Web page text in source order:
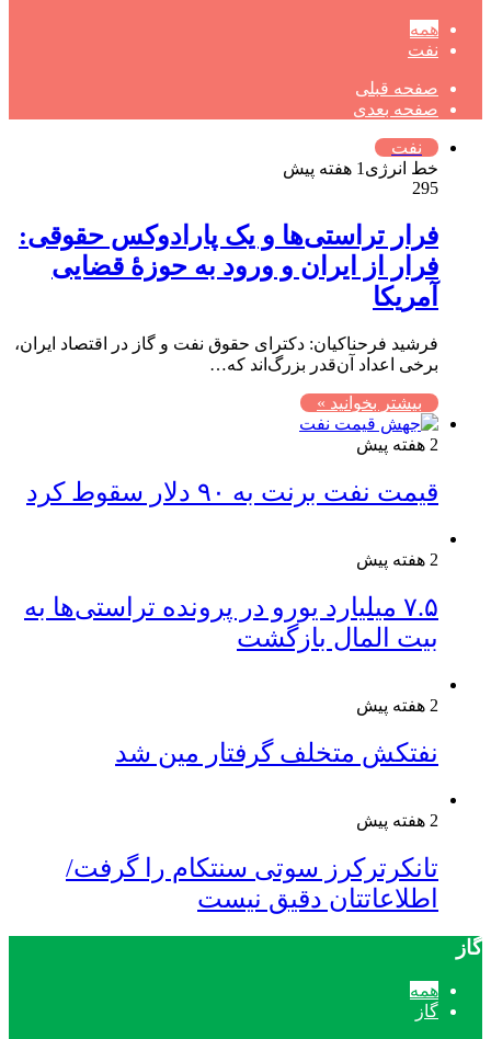
همه
نفت
صفحه قبلی
صفحه بعدی
نفت
خط انرژی 1 هفته پیش
295
فرار تراستی‌ها و یک پارادوکس حقوقی:
فرار از ایران و ورود به حوزۀ قضایی
آمریکا
فرشید فرحناکیان: دکترای حقوق نفت و گاز در اقتصاد ایران،
برخی اعداد آن‌قدر بزرگ‌اند که…
بیشتر بخوانید »
2 هفته پیش
قیمت نفت برنت به ۹۰ دلار سقوط کرد
2 هفته پیش
۷.۵ میلیارد یورو در پرونده تراستی‌ها به
بیت المال بازگشت
2 هفته پیش
نفتکش متخلف گرفتار مین شد
2 هفته پیش
تانکرترکرز سوتی سنتکام را گرفت/
اطلاعاتتان دقیق نیست
گاز
همه
گاز